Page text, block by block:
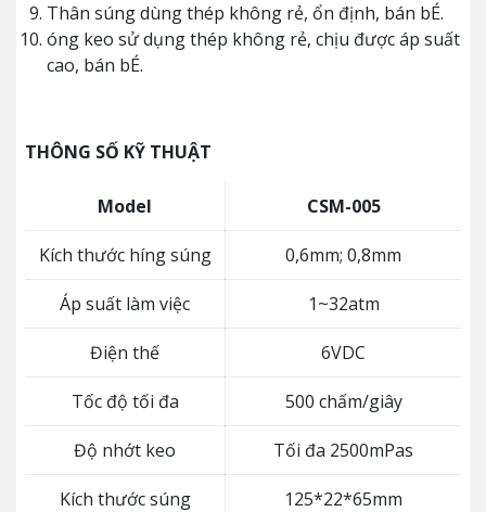
Thân súng dùng thép không rẻ, ổn định, bán bÉ.
óng keo sử dụng thép không rẻ, chịu được áp suất
cao, bán bÉ.
THÔNG SỐ KỸ THUẬT
Model CSM-005
Kích thước híng súng 0,6mm; 0,8mm
Áp suất làm việc 1~32atm
Điện thế 6VDC
Tốc độ tối đa 500 chấm/giây
Độ nhớt keo Tối đa 2500mPas
Kích thước súng 125*22*65mm